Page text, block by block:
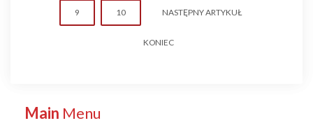
9 10 NASTĘPNY ARTYKUŁ
KONIEC
Main Menu